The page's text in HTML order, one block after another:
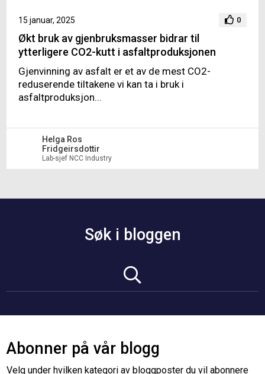
15 januar, 2025 0
Økt bruk av gjenbruksmasser bidrar til
ytterligere CO2-kutt i asfaltproduksjonen
Gjenvinning av asfalt er et av de mest CO2-
reduserende tiltakene vi kan ta i bruk i
asfaltproduksjon...
Helga Ros
Fridgeirsdottir
Lab-sjef NCC Industry
Søk i bloggen
Abonner på vår blogg
Velg under hvilken kategori av bloggposter du vil abonnere